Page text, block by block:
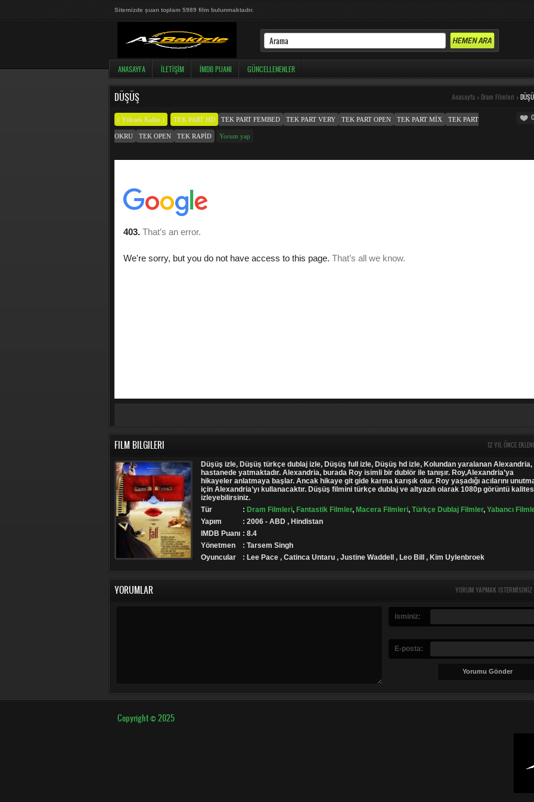
Sitemizde şuan toplam 5989 film bulunmaktadır.
ANASAYFA İLETIŞIM İMDB PUANI GÜNCELLENENLER
DÜŞÜŞ Anasayfa > Dram Filmleri >
( Yüksek Kalite ) TEK PART HD TEK PART FEMBED TEK PART VERY TEK PART OPEN TEK PART MIX TEK PART
OKRU TEK OPEN TEK RAPID Yorum yap
FILM BILGILERI 12 YIL ÖNCE
Düşüş izle, Düşüş türkçe dublaj izle, Düşüş full izle, Düşüş hd izle, Kolundan yaralanan Alexandria,
hastanede yatmaktadır. Alexandria, burada Roy isimli bir dublör ile tanışır. Roy,Alexandria’ya
hikayeler anlatmaya başlar. Ancak hikaye git gide karma karışık olur. Roy yaşadığı acılarını
için Alexandria’yı kullanacaktır. Düşüş filmini türkçe dublaj ve altyazılı olarak 1080p görüntü
izleyebilirsiniz.
Tür
: Dram Filmleri, Fantastik Filmler, Macera Filmleri, Türkçe Dublaj Filmler, Yabancı
Yapım
: 2006 - ABD , Hindistan
IMDB Puanı : 8.4
Yönetmen
: Tarsem Singh
Oyuncular
: Lee Pace , Catinca Untaru , Justine Waddell , Leo Bill , Kim Uylenbroek
YORUMLAR YORUM YAPMAK
isminiz:
E-posta:
Copyright © 2025